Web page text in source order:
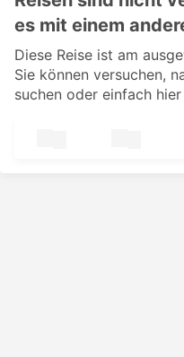
es mit einem
Diese Reise ist am
Sie können versuchen,
suchen oder einfach hier